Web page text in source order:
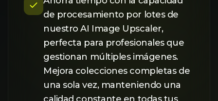
perfecta para profesionales que
gestionan múltiples imágenes.
Mejora colecciones completas de
una sola vez, manteniendo una
calidad constante en todas tus
fotos. Ya sea para imágenes de
productos de e-commerce,